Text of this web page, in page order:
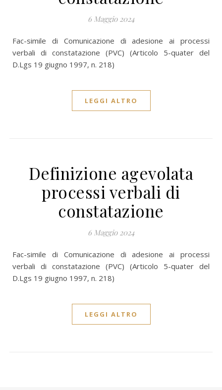
6 Maggio 2024
Fac-simile di Comunicazione di adesione ai processi
verbali di constatazione (PVC) (Articolo 5-quater del
D.Lgs 19 giugno 1997, n. 218)
LEGGI ALTRO
Definizione agevolata
processi verbali di
constatazione
6 Maggio 2024
Fac-simile di Comunicazione di adesione ai processi
verbali di constatazione (PVC) (Articolo 5-quater del
D.Lgs 19 giugno 1997, n. 218)
LEGGI ALTRO